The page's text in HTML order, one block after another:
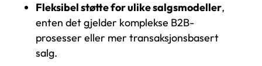
Fleksibel støtte for ulike salgsmodeller,
enten det gjelder komplekse B2B-
prosesser eller mer transaksjonsbasert
salg.